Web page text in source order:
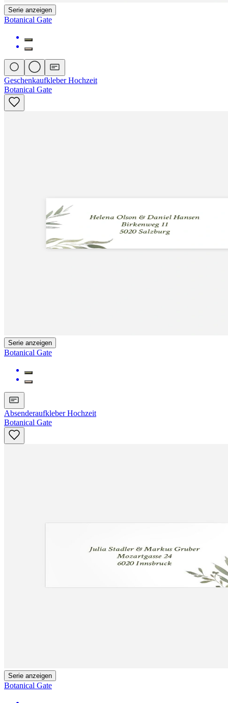
Serie anzeigen
Botanical Gate
Geschenkaufkleber Hochzeit
Botanical Gate
Serie anzeigen
Botanical Gate
Absenderaufkleber Hochzeit
Botanical Gate
Serie anzeigen
Botanical Gate